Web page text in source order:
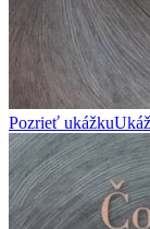
Pozrieť ukážku